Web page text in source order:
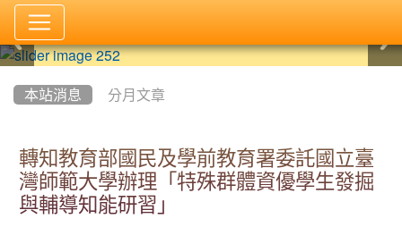
本站消息 分月文章
轉知教育部國民及學前教育署委託國立臺
灣師範大學辦理「特殊群體資優學生發掘
與輔導知能研習」